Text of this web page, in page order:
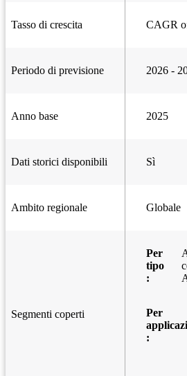
Tasso di crescita CAGR
Periodo di previsione 2026 -
Anno base 2025
Dati storici disponibili Sì
Ambito regionale Globale
Segmenti coperti
Per
tipo
:
Per
: